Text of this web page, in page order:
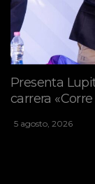
Presenta
carrera
5 agosto, 2026